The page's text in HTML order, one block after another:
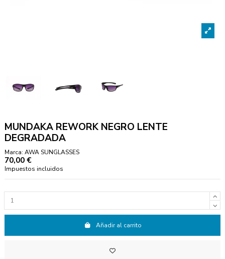
MUNDAKA REWORK NEGRO LENTE
DEGRADADA
Marca: AWA SUNGLASSES
70,00 €
Impuestos incluidos
Añadir al carrito